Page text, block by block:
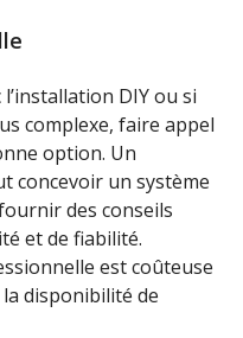
l’installation DIY ou si
complexe, faire appel
option. Un
concevoir un système
des conseils
et de fiabilité.
est coûteuse
disponibilité de